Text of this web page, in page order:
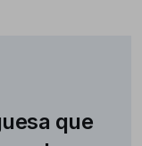
que